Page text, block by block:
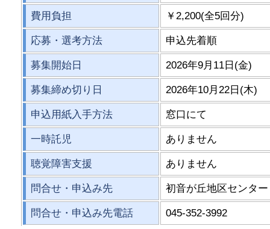
費用負担 ￥2,200(全5回分)
応募・選考方法 申込先着順
募集開始日 2026年9月11日(金)
募集締め切り日 2026年10月22日(木)
申込用紙入手方法 窓口にて
一時託児 ありません
聴覚障害支援 ありません
問合せ・申込み先 初音が丘地区センター
問合せ・申込み先電話 045-352-3992